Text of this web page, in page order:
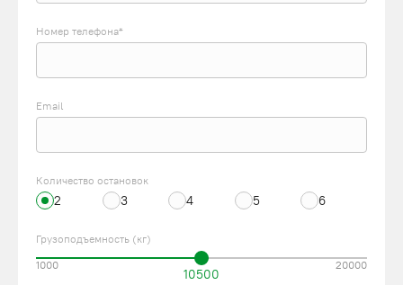
Номер телефона*
Email
Количество остановок
2 3 4 5 6
Грузоподъемность (кг)
10500
1000 20000